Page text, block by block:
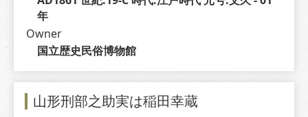
年
Owner
国立歴史民俗博物館
山形刑部之助実は稲田幸蔵